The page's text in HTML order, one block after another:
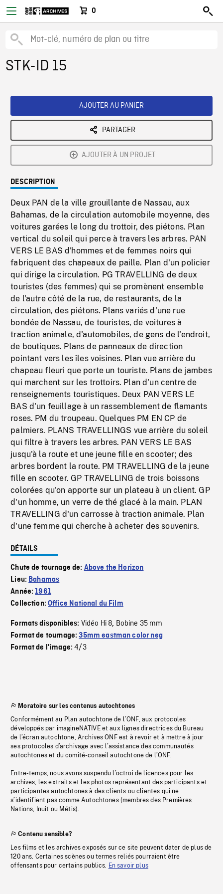
0
STK-ID 15
AJOUTER AU PANIER
PARTAGER
AJOUTER À UN PROJET
DESCRIPTION
Deux PAN de la ville grouillante de Nassau, aux
Bahamas, de la circulation automobile moyenne, des
voitures garées le long du trottoir, des piétons. Plan
vertical du soleil qui perce à travers les arbres. PAN
VERS LE BAS d'hommes et de femmes noirs qui
fabriquent des chapeaux de paille. Plan d'un policier
qui dirige la circulation. PG TRAVELLING de deux
touristes (des femmes) qui se promènent ensemble
de l'autre côté de la rue, de restaurants, de la
circulation, des piétons. Plans variés d'une rue
bondée de Nassau, de touristes, de voitures à
traction animale, d'automobiles, de gens de l'endroit,
de boutiques. Plans de panneaux de direction
pointant vers les îles voisines. Plan vue arrière du
chapeau fleuri que porte un touriste. Plans de jambes
qui marchent sur les trottoirs. Plan d'un centre de
renseignements touristiques. Deux PAN VERS LE
BAS d'un feuillage à un rassemblement de flamants
roses. PM du troupeau. Quelques PM EN CP de
palmiers. PLANS TRAVELLINGS vue arrière du soleil
qui filtre à travers les arbres. PAN VERS LE BAS
jusqu'à la route et une jeune fille en scooter; des
arbres bordent la route. PM TRAVELLING de la jeune
fille en scooter. GP TRAVELLING de trois boissons
colorées qu'on apporte sur un plateau à un client. GP
d'un homme, un verre de thé glacé à la main. PLAN
TRAVELLING d'un carrosse à traction animale. Plan
d'une femme qui cherche à acheter des souvenirs.
DÉTAILS
Chute de tournage de: Above the Horizon
Lieu: Bahamas
Année:1961
Collection:Office National du Film
Formats disponibles: Vidéo Hi 8, Bobine 35 mm
Format de tournage:35mm eastman color neg
Format de l'image:4/3
Moratoire sur les contenus autochtones
Conformément au Plan autochtone de l’ONF, aux protocoles
développés par imagineNATIVE et aux lignes directrices du Bureau
de l’écran autochtone, Archives ONF est à revoir et à mettre à jour
ses protocoles d’archivage avec l’assistance des communautés
autochtones et du comité-conseil autochtone de l’ONF.
Entre-temps, nous avons suspendu l’octroi de licences pour les
archives, les extraits et les photos représentant des participants et
participantes autochtones à des clients ou clientes qui ne
s’identifient pas comme Autochtones (membres des Premières
Nations, Inuit ou Métis).
Contenu sensible?
Les films et les archives exposés sur ce site peuvent dater de plus de
120 ans. Certaines scènes ou termes reliés pourraient être
offensants pour certains publics. En savoir plus